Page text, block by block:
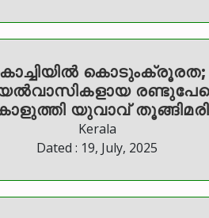
കൊടുംക്രൂരത;
യുവാവ്
Kerala
Dated : 19, July, 2025